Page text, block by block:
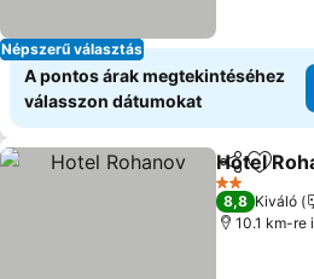
Népszerű választás
A pontos árak megtekintéséhez
válasszon dátumokat
Megosztás
Hotel
2 Kategória
8,8 Kiváló
10.1 km-re